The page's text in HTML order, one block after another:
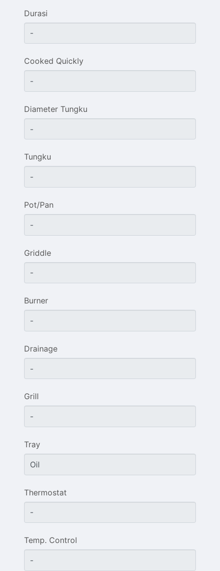
Durasi
Cooked Quickly
Diameter Tungku
Tungku
Pot/Pan
Griddle
Burner
Drainage
Grill
Tray
Thermostat
Temp. Control